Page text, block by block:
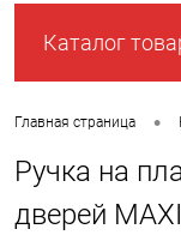
Каталог
Главная страница •
Ручка на
дверей